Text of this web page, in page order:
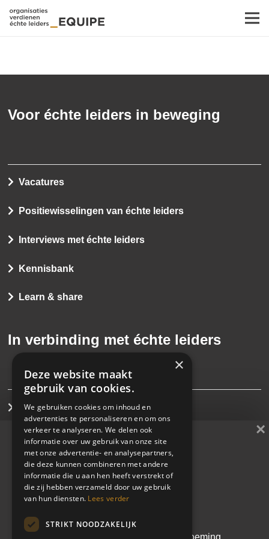
Voor échte leiders in beweging
Vacatures
Positiewisselingen van échte leiders
Interviews met échte leiders
Kennisbank
Learn & share
In verbinding met échte leiders
Interim management
Direct search
Cases
Learn & share
Whitepaper
De kunst van de juiste
×
×
Deze website maakt
gebruik van cookies.
We gebruiken cookies om inhoud en
advertenties te personaliseren en om ons
verkeer te analyseren. We delen ook
informatie over uw gebruik van onze site
met onze advertentie- en analysepartners,
die deze kunnen combineren met andere
informatie die u aan hen heeft verstrekt of
die zij hebben verzameld door uw gebruik
van hun diensten. Lees verder
STRIKT NOODZAKELIJK